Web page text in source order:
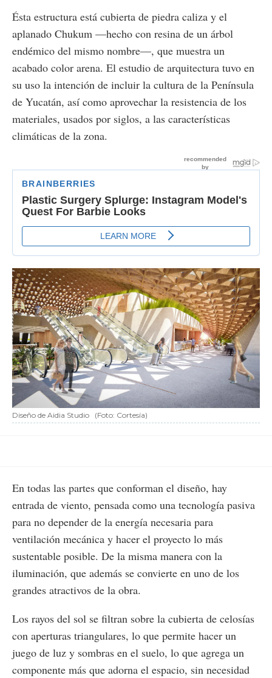
Ésta estructura está cubierta de piedra caliza y el
aplanado Chukum —hecho con resina de un árbol
endémico del mismo nombre—, que muestra un
acabado color arena. El estudio de arquitectura tuvo en
su uso la intención de incluir la cultura de la Península
de Yucatán, así como aprovechar la resistencia de los
materiales, usados por siglos, a las características
climáticas de la zona.
Diseño de Aidia Studio (Foto: Cortesía)
En todas las partes que conforman el diseño, hay
entrada de viento, pensada como una tecnología pasiva
para no depender de la energía necesaria para
ventilación mecánica y hacer el proyecto lo más
sustentable posible. De la misma manera con la
iluminación, que además se convierte en uno de los
grandes atractivos de la obra.
Los rayos del sol se filtran sobre la cubierta de celosías
con aperturas triangulares, lo que permite hacer un
juego de luz y sombras en el suelo, lo que agrega un
componente más que adorna el espacio, sin necesidad